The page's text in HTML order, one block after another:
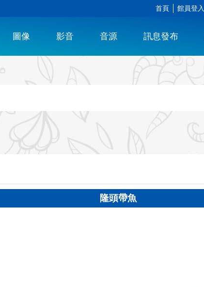
首頁 館員登入
圖像 影音 音源 訊息發布
隆頭帶魚